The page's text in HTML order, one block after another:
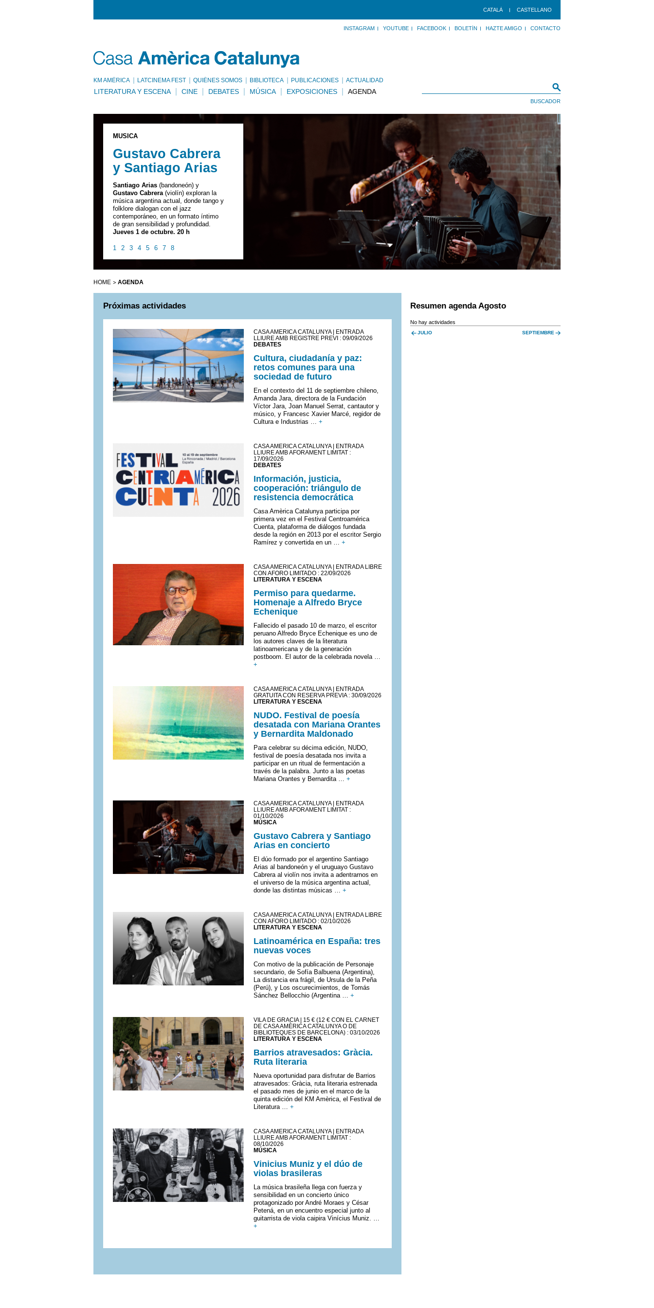
CATALÀ CASTELLANO
INSTAGRAM YOUTUBE FACEBOOK BOLETÍN HAZTE AMIGO CONTACTO
KM AMÈRICA LATCINEMA FEST QUIÉNES SOMOS BIBLIOTECA PUBLICACIONES ACTUALIDAD
LITERATURA Y ESCENA CINE DEBATES MÚSICA EXPOSICIONES AGENDA
MÚSICA
Gustavo Cabrera
y Santiago Arias
Santiago Arias (bandoneón) y
Gustavo Cabrera(violín) exploran la
música argentina actual, donde tango y
folklore dialogan con el jazz
contemporáneo, en un formato íntimo
de gran sensibilidad y profundidad.
Jueves 1 de octubre. 20 h
1 2 3 4 5 6 7 8
HOME AGENDA
Próximas actividades
CASA AMÈRICA CATALUNYA | ENTRADA
LLIURE AMB REGISTRE PREVI : 09/09/2026
DEBATES
Cultura, ciudadanía y paz:
retos comunes para una
sociedad de futuro
En el contexto del 11 de septiembre chileno,
Amanda Jara, directora de la Fundación
Víctor Jara, Joan Manuel Serrat, cantautor y
músico, y Francesc Xavier Marcé, regidor de
Cultura e Industrias … +
CASA AMÈRICA CATALUNYA | ENTRADA
LLIURE AMB AFORAMENT LIMITAT :
17/09/2026
DEBATES
Información, justicia,
cooperación: triángulo de
resistencia democrática
Casa Amèrica Catalunya participa por
primera vez en el Festival Centroamérica
Cuenta, plataforma de diálogos fundada
desde la región en 2013 por el escritor Sergio
Ramírez y convertida en un … +
CASA AMÈRICA CATALUNYA | ENTRADA LIBRE
CON AFORO LIMITADO : 22/09/2026
LITERATURA Y ESCENA
Permiso para quedarme.
Homenaje a Alfredo Bryce
Echenique
Fallecido el pasado 10 de marzo, el escritor
peruano Alfredo Bryce Echenique es uno de
los autores claves de la literatura
latinoamericana y de la generación
postboom. El autor de la celebrada novela …
+
CASA AMÈRICA CATALUNYA | ENTRADA
GRATUITA CON RESERVA PREVIA : 30/09/2026
LITERATURA Y ESCENA
NUDO. Festival de poesía
desatada con Mariana Orantes
y Bernardita Maldonado
Para celebrar su décima edición, NUDO,
festival de poesía desatada nos invita a
participar en un ritual de fermentación a
través de la palabra. Junto a las poetas
Mariana Orantes y Bernardita … +
CASA AMÈRICA CATALUNYA | ENTRADA
LLIURE AMB AFORAMENT LIMITAT :
01/10/2026
MÚSICA
Gustavo Cabrera y Santiago
Arias en concierto
El dúo formado por el argentino Santiago
Arias al bandoneón y el uruguayo Gustavo
Cabrera al violín nos invita a adentrarnos en
el universo de la música argentina actual,
donde las distintas músicas … +
CASA AMÈRICA CATALUNYA | ENTRADA LIBRE
CON AFORO LIMITADO : 02/10/2026
LITERATURA Y ESCENA
Latinoamérica en España: tres
nuevas voces
Con motivo de la publicación de Personaje
secundario, de Sofía Balbuena (Argentina),
La distancia era frágil, de Ursula de la Peña
(Perú), y Los oscurecimientos, de Tomás
Sánchez Bellocchio (Argentina … +
VILA DE GRÀCIA | 15 € (12 € CON EL CARNET
DE CASA AMÈRICA CATALUNYA O DE
BIBLIOTEQUES DE BARCELONA) : 03/10/2026
LITERATURA Y ESCENA
Barrios atravesados: Gràcia.
Ruta literaria
Nueva oportunidad para disfrutar de Barrios
atravesados: Gràcia, ruta literaria estrenada
el pasado mes de junio en el marco de la
quinta edición del KM Amèrica, el Festival de
Literatura … +
CASA AMÈRICA CATALUNYA | ENTRADA
LLIURE AMB AFORAMENT LIMITAT :
08/10/2026
MÚSICA
Vinicius Muniz y el dúo de
violas brasileras
La música brasileña llega con fuerza y
sensibilidad en un concierto único
protagonizado por André Moraes y César
Petená, en un encuentro especial junto al
guitarrista de viola caipira Vinícius Muniz. …
+
Resumen agenda Agosto
No hay actividades
JULIO SEPTIEMBRE